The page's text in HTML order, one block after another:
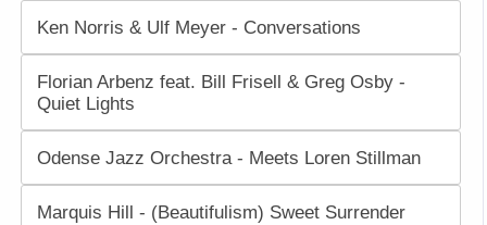
Ken Norris & Ulf Meyer - Conversations
Florian Arbenz feat. Bill Frisell & Greg Osby -
Quiet Lights
Odense Jazz Orchestra - Meets Loren Stillman
Marquis Hill - (Beautifulism) Sweet Surrender